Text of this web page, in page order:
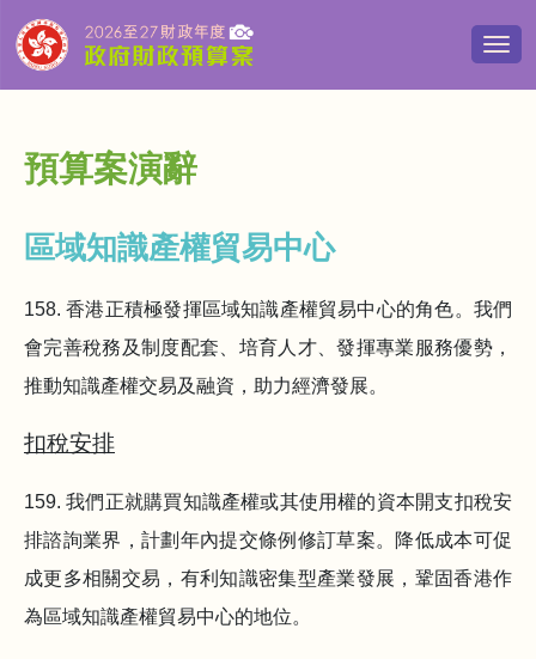
切
預算案演辭
區域知識產權貿易中心
158. 香港正積極發揮區域知識產權貿易中心的角色。我們
會完善稅務及制度配套、培育人才、發揮專業服務優勢，
推動知識產權交易及融資，助力經濟發展。
扣稅安排
159. 我們正就購買知識產權或其使用權的資本開支扣稅安
排諮詢業界，計劃年內提交條例修訂草案。降低成本可促
成更多相關交易，有利知識密集型產業發展，鞏固香港作
為區域知識產權貿易中心的地位。